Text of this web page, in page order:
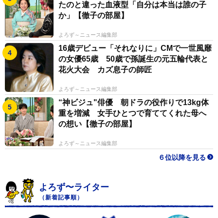
たのと違った血液型「自分は本当は誰の子
か」【徹子の部屋】
よろず～ニュース編集部
16歳デビュー「それなりに」CMで一世風靡
の女優65歳 50歳で孫誕生の元五輪代表と
花火大会 カズ息子の師匠
よろず～ニュース編集部
“神ビジュ"俳優 朝ドラの役作りで13kg体
重を増減 女手ひとつで育ててくれた母へ
の想い【徹子の部屋】
よろず～ニュース編集部
６位以降を見る
よろず〜ライター
（新着記事順）